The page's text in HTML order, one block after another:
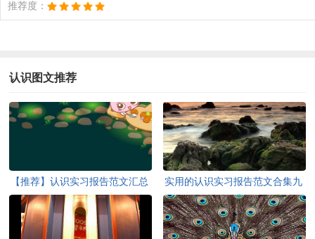
推荐度：
认识图文推荐
【推荐】认识实习报告范文汇总
七篇
实用的认识实习报告范文合集九
篇